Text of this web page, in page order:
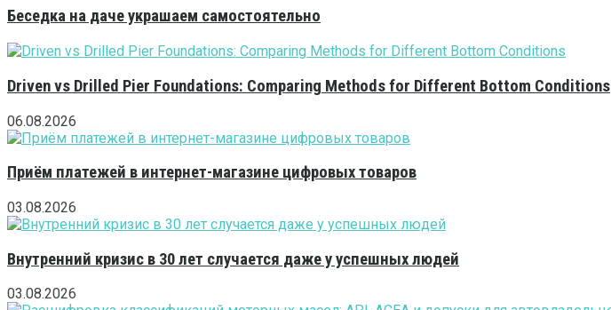
Беседка на даче украшаем самостоятельно
Driven vs Drilled Pier Foundations: Comparing Methods for Different Bottom Conditions
06.08.2026
Приём платежей в интернет-магазине цифровых товаров
03.08.2026
Внутренний кризис в 30 лет случается даже у успешных людей
03.08.2026